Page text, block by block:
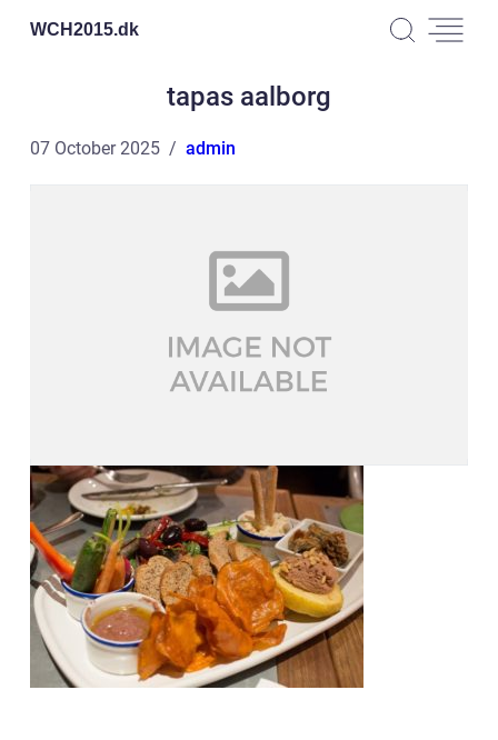
WCH2015.dk
tapas aalborg
07 October 2025 admin